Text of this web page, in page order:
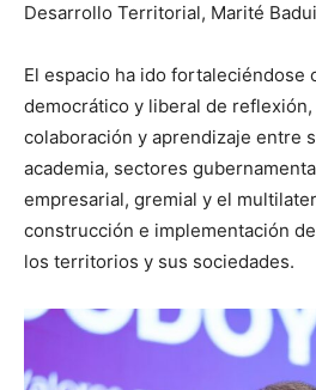
Desarrollo Territorial, Marité
El espacio ha ido fortaleciéndose
democrático y liberal de
colaboración y aprendizaje entre
academia, sectores
empresarial, gremial y el
construcción e implementación
los territorios y sus sociedades.